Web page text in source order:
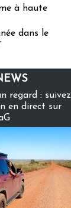
à haute
dans le
regard : suivez
en direct sur